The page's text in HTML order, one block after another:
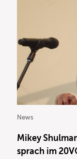
News
Mikey
sprach im